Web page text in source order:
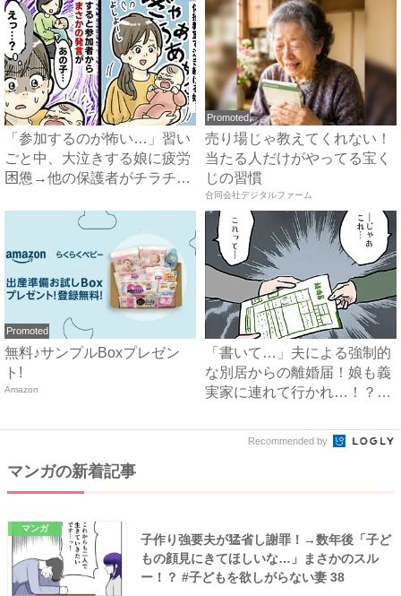
「参加するのが怖い…」習い
ごと中、大泣きする娘に疲労
困憊→他の保護者がチラチ
Promoted
売り場じゃ教えてくれない！
当たる人だけがやってる宝く
じの習慣
合同会社デジタルファーム
Promoted
無料♪サンプルBoxプレゼン
ト!
Amazon
「書いて…」夫による強制的
な別居からの離婚届！娘も義
実家に連れて行かれ…！？
Recommended by
マンガの新着記事
マンガ
子作り強要夫が猛省し謝罪！→数年後「子ど
もの顔見にきてほしいな…」まさかのスル
ー！？ #子どもを欲しがらない妻 38